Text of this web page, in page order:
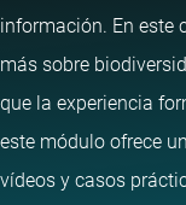
información. En este
más sobre
que la experiencia
este módulo ofrece
vídeos y casos